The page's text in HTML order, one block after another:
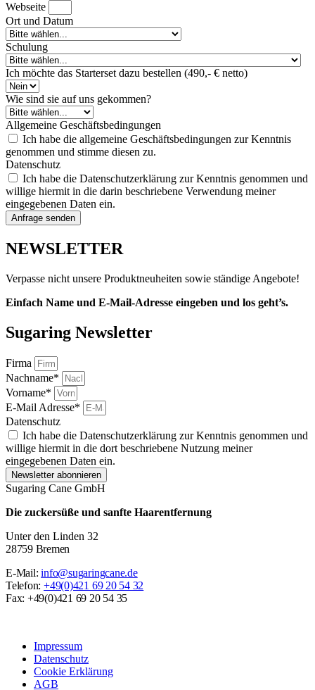
Webseite
Ort und Datum
Schulung
Ich möchte das Starterset dazu bestellen (490,- € netto)
Wie sind sie auf uns gekommen?
Allgemeine Geschäftsbedingungen
Ich habe die allgemeine Geschäftsbedingungen zur Kenntnis
genommen und stimme diesen zu.
Datenschutz
Ich habe die Datenschutzerklärung zur Kenntnis genommen und
willige hiermit in die darin beschriebene Verwendung meiner
eingegebenen Daten ein.
Anfrage senden
NEWSLETTER
Verpasse nicht unsere Produktneuheiten sowie ständige Angebote!
Einfach Name und E-Mail-Adresse eingeben und los geht’s.
Sugaring Newsletter
Firma
Nachname*
Vorname*
E-Mail Adresse*
Datenschutz
Ich habe die Datenschutzerklärung zur Kenntnis genommen und
willige hiermit in die dort beschriebene Nutzung meiner
eingegebenen Daten ein.
Newsletter abonnieren
Sugaring Cane GmbH
Die zuckersüße und sanfte Haarentfernung
Unter den Linden 32
28759 Bremen
E-Mail:info@sugaringcane.de
Telefon: +49(0)421 69 20 54 32
Fax: +49(0)421 69 20 54 35
Impressum
Datenschutz
Cookie Erklärung
AGB